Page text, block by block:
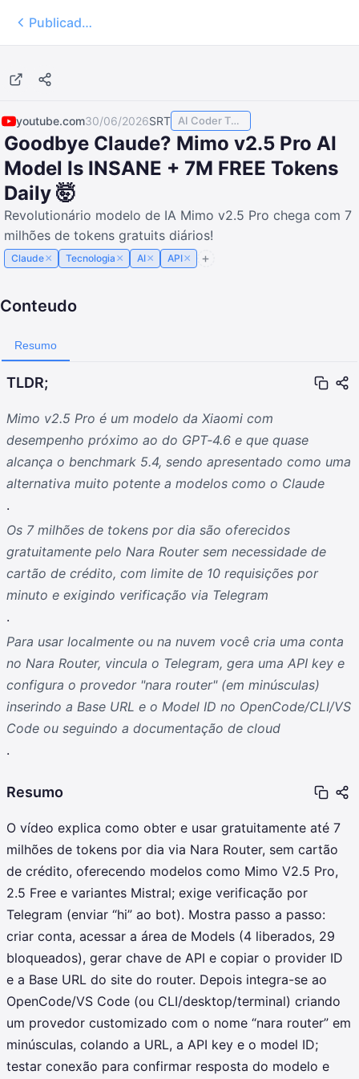
Publicados
youtube.com30/06/2026SRT AI Coder TODAY
Goodbye Claude? Mimo v2.5 Pro AI
Model Is INSANE + 7M FREE Tokens
Daily 🤯
Revolutionário modelo de IA Mimo v2.5 Pro chega com 7
milhões de tokens gratuits diários!
Claude× Tecnologia × AI× API×
Conteudo
Resumo
TLDR;
Mimo v2.5 Pro é um modelo da Xiaomi com
desempenho próximo ao do GPT‑4.6 e que quase
alcança o benchmark 5.4, sendo apresentado como uma
alternativa muito potente a modelos como o Claude
.
Os 7 milhões de tokens por dia são oferecidos
gratuitamente pelo Nara Router sem necessidade de
cartão de crédito, com limite de 10 requisições por
minuto e exigindo verificação via Telegram
.
Para usar localmente ou na nuvem você cria uma conta
no Nara Router, vincula o Telegram, gera uma API key e
configura o provedor "nara router" (em minúsculas)
inserindo a Base URL e o Model ID no OpenCode/CLI/VS
Code ou seguindo a documentação de cloud
.
Resumo
O vídeo explica como obter e usar gratuitamente até 7
milhões de tokens por dia via Nara Router, sem cartão
de crédito, oferecendo modelos como Mimo V2.5 Pro,
2.5 Free e variantes Mistral; exige verificação por
Telegram (enviar “hi” ao bot). Mostra passo a passo:
criar conta, acessar a área de Models (4 liberados, 29
bloqueados), gerar chave de API e copiar o provider ID
e a Base URL do site do router. Depois integra-se ao
OpenCode/VS Code (ou CLI/desktop/terminal) criando
um provedor customizado com o nome “nara router” em
minúsculas, colando a URL, a API key e o model ID;
testar conexão para confirmar resposta do modelo e